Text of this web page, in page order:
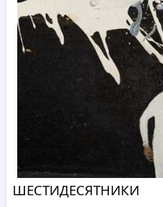
ШЕСТИДЕСЯТНИКИ